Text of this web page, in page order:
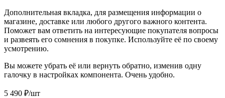
Дополнительная вкладка, для размещения информации о
магазине, доставке или любого другого важного контента.
Поможет вам ответить на интересующие покупателя вопросы
и развеять его сомнения в покупке. Используйте её по своему
усмотрению.
Вы можете убрать её или вернуть обратно, изменив одну
галочку в настройках компонента. Очень удобно.
5 490 ₽/шт